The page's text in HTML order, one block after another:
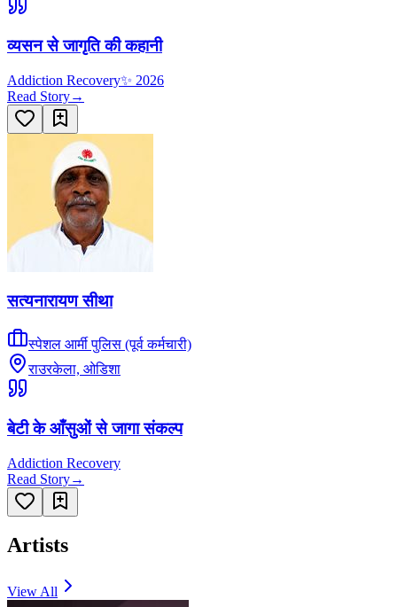
व्यसन से जागृति की कहानी
Addiction Recovery✨ 2026
Read Story→
सत्यनारायण सीथा
स्पेशल आर्मी पुलिस (पूर्व कर्मचारी)
राउरकेला, ओडिशा
बेटी के आँसुओं से जागा संकल्प
Addiction Recovery
Read Story→
Artists
View All